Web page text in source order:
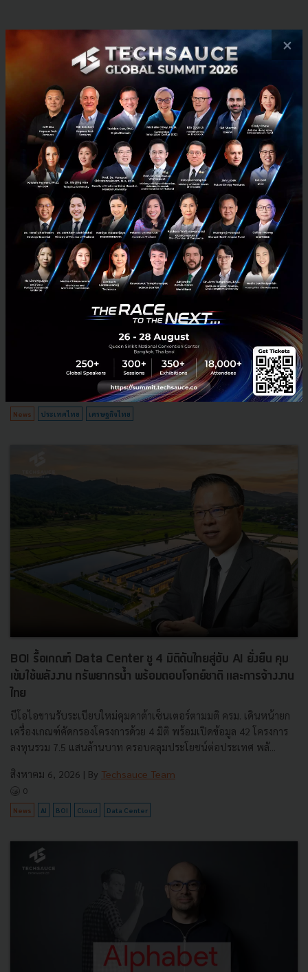
RELATED ARTICLE
3 เรื่องที่ประเทศไทยต้อง Focus สร้างคน–นวัตกรรม–ปฏิรูป
ระบบราชการ เพื่อยกระดับขีดความสามารถประเทศ
นายอนุทิน ชาญวีรกูล นายกรัฐมนตรีและรัฐมนตรีว่าการกระทรวง
มหาดไทย กล่าวปาฐกถาพิเศษในหัวข้อ “ฝ่าวิกฤติ รับมือระเบียบโลก
ใหม่” ในงาน The INTANIA Forum...
สิงหาคม 6, 2026| ByTechsauce Team
News ประเทศไทย เศรษฐกิจไทย
BOI รื้อเกณฑ์ Data Center ชู 4 มิติดันไทยสู่ฮับ AI ยั่งยืน คุม
เข้มใช้พลังงาน ทรัพยากรน้ำ พร้อมตอบโจทย์ชาติ และการจ้างงาน
ไทย
บีโอไอขานรับระเบียบใหม่คุมดาต้าเซ็นเตอร์ตามมติ ครม. เดินหน้ายก
เครื่องเกณฑ์คัดกรองโครงการด้วย 4 มิติ พร้อมเปิดข้อมูล 42 โครงการ
ลงทุนรวม 7.5 แสนล้านบาท ครอบคลุมประโยชน์ต่อประเทศ พลั...
สิงหาคม 6, 2026 | By Techsauce Team
0
News AI BOI Cloud Data Center
×